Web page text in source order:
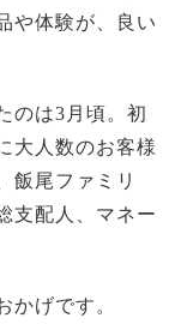
や体験が、良い
のは3月頃。初
大人数のお客様
飯尾ファミリ
支配人、マネー
かげです。